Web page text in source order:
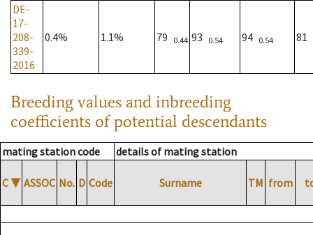
DE-
17-
208-
339-
2016
0.4% 1.1% 79 0.44 93 0.54 94 0.54 81
Breeding values and inbreeding
coefficients of potential descendants
mating station code details of mating station
C ▼ ASSOC No. D Code Surname TM from